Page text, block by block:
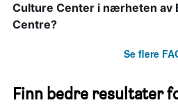
Culture Center i nærheten av
Centre?
Se flere
Finn bedre resultater